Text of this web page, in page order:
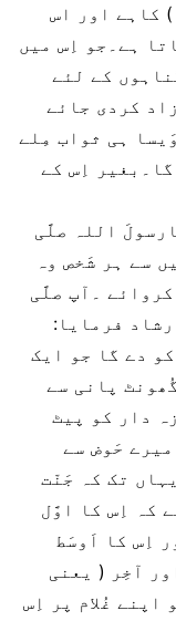
) کاہے اور اس
ہے۔جو اِس میں
کے لئے
کردی جائے
ہی ثواب مِلے
اِس کے
اللہ صلَّی
سے ہر شَخص وہ
۔آپ صلَّی
فرمایا:
دے گا جو ایک
پانی سے
دار کو پیٹ
میرے حَوض سے
تک کہ جَنّت
کہ اِس کا اوَّل
اِس کا اَوسَط
آخِر ( یعنی
اپنے غُلام پر اِس